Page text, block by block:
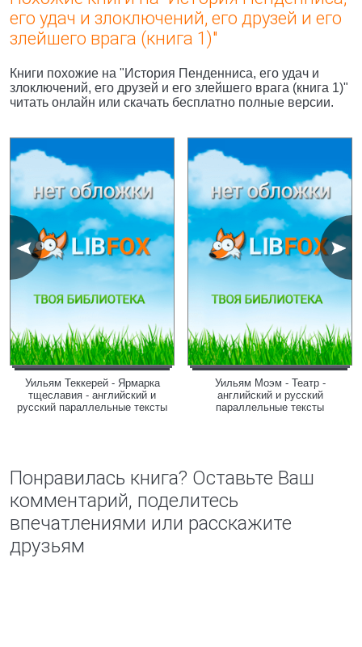
его удач и злоключений, его друзей и его
злейшего врага (книга 1)"
Книги похожие на "История Пенденниса, его удач и
злоключений, его друзей и его злейшего врага (книга 1)"
читать онлайн или скачать бесплатно полные версии.
Уильям Теккерей - Ярмарка
тщеславия - английский и
русский параллельные тексты
Уильям Моэм - Театр -
английский и русский
параллельные тексты
Понравилась книга? Оставьте Ваш
комментарий, поделитесь
впечатлениями или расскажите
друзьям